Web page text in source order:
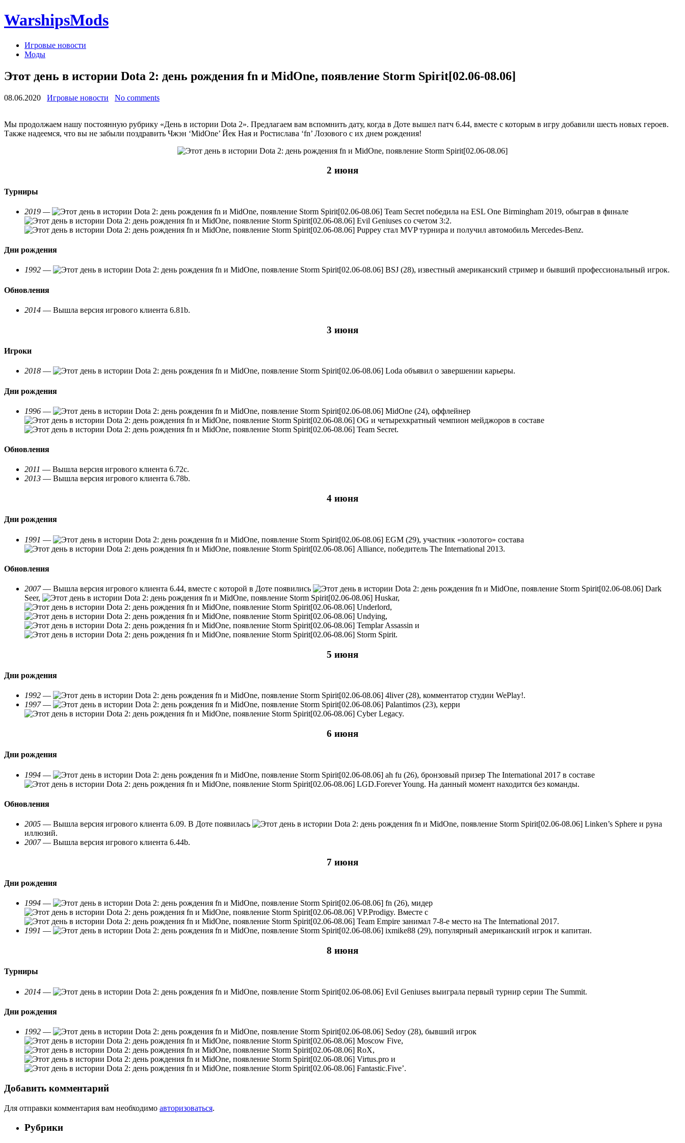
WarshipsMods
Игровые новости
Моды
Этот день в истории Dota 2: день рождения fn и MidOne, появление Storm Spirit[02.06-08.06]
08.06.2020 Игровые новости No comments
Мы продолжаем нашу постоянную рубрику «День в истории Dota 2». Предлагаем вам вспомнить дату, когда в Доте вышел патч 6.44, вместе с которым в игру добавили шесть новых героев.
Также надеемся, что вы не забыли поздравить Чжэн ‘MidOne’ Йек Ная и Ростислава ‘fn’ Лозового с их днем рождения!
2 июня
Турниры
2019 —
Team Secret победила на ESL One Birmingham 2019, обыграв в финале
Evil Geniuses со счетом 3:2.
Puppey стал MVP турнира и получил автомобиль Mercedes-Benz.
Дни рождения
1992 — BSJ (28), известный американский стример и бывший профессиональный игрок.
Обновления
2014 — Вышла версия игрового клиента 6.81b.
3 июня
Игроки
2018 — Loda объявил о завершении карьеры.
Дни рождения
1996 —
MidOne (24), оффлейнер
OG и четырехкратный чемпион мейджоров в составе
Team Secret.
Обновления
2011 — Вышла версия игрового клиента 6.72с.
2013 — Вышла версия игрового клиента 6.78b.
4 июня
Дни рождения
1991 —
EGM (29), участник «золотого» состава
Alliance, победитель The International 2013.
Обновления
2007— Вышла версия игрового клиента 6.44, вместе с которой в Доте появились
Dark
Seer,
Huskar,
Underlord,
Undying,
Templar Assassin и
Storm Spirit.
5 июня
Дни рождения
1992 —
4liver (28), комментатор студии WePlay!.
1997—
Palantimos (23), керри
Cyber Legacy.
6 июня
Дни рождения
1994 —
ah fu (26), бронзовый призер The International 2017 в составе
LGD.Forever Young. На данный момент находится без команды.
Обновления
2005 — Вышла версия игрового клиента 6.09. В Доте появилась
Linken’s Sphere и руна
иллюзий.
2007— Вышла версия игрового клиента 6.44b.
7 июня
Дни рождения
1994 —
fn (26), мидер
VP.Prodigy. Вместе с
Team Empire занимал 7-8-е место на The International 2017.
1991 — ixmike88 (29), популярный американский игрок и капитан.
8 июня
Турниры
2014 — Evil Geniuses выиграла первый турнир серии The Summit.
Дни рождения
1992 —
Sedoy (28), бывший игрок
Moscow Five,
RoX,
Virtus.pro и
Fantastic.Five’.
Добавить комментарий
Для отправки комментария вам необходимо авторизоваться.
Рубрики